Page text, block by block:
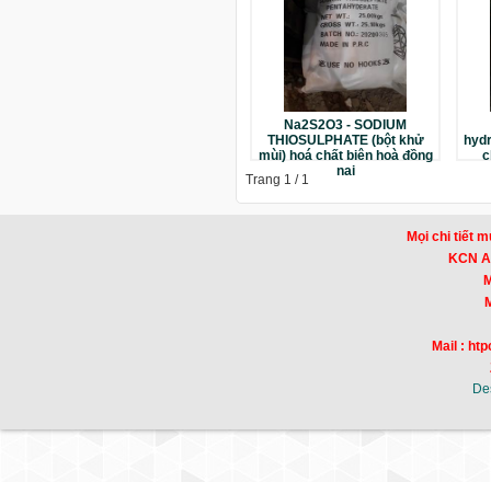
Na2S2O3 - SODIUM
THIOSULPHATE (bột khử
mùi) hoá chất biên hoà đồng
nai
Trang 1 / 1
Mọi chi tiết
KCN
Mail :